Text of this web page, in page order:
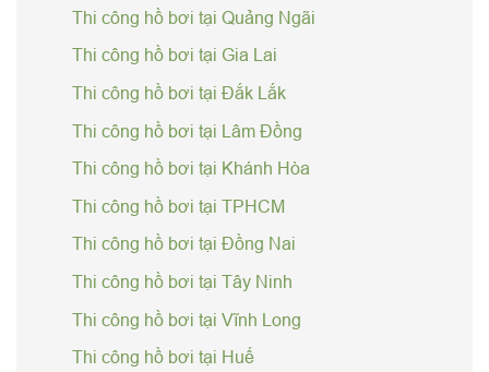
Thi công hồ bơi tại Quảng Ngãi
Thi công hồ bơi tại Gia Lai
Thi công hồ bơi tại Đắk Lắk
Thi công hồ bơi tại Lâm Đồng
Thi công hồ bơi tại Khánh Hòa
Thi công hồ bơi tại TPHCM
Thi công hồ bơi tại Đồng Nai
Thi công hồ bơi tại Tây Ninh
Thi công hồ bơi tại Vĩnh Long
Thi công hồ bơi tại Huế